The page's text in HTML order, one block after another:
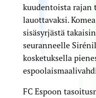
kuudentoista rajan
lauottavaksi.
sisäsyrjästä takaisin
seuranneelle
kosketuksella
FC Espoon